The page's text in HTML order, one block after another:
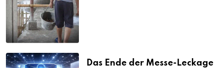
Das Ende der Messe-Leckage